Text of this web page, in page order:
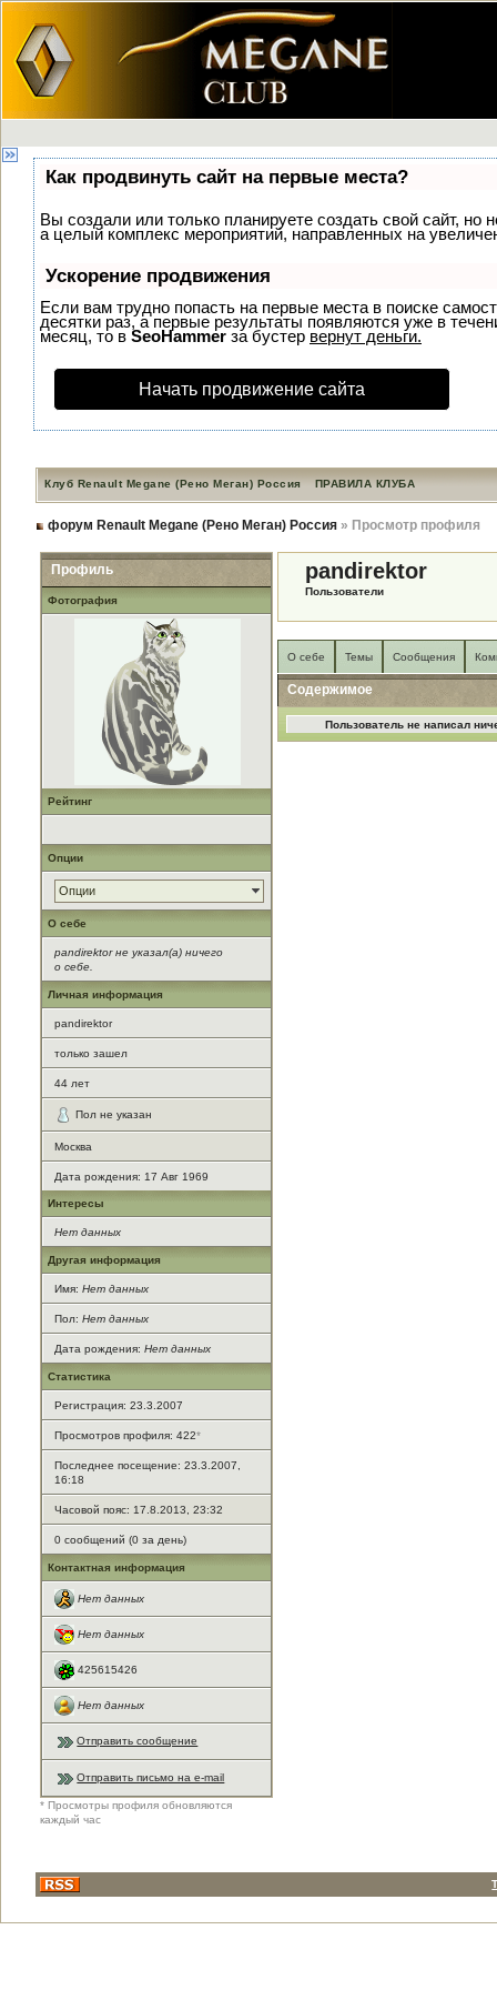
Как продвинуть сайт на первые места?
Вы создали или только планируете создать свой сайт, но
а целый комплекс мероприятий, направленных на
Ускорение продвижения
Если вам трудно попасть на первые места в поиске
десятки раз, а первые результаты появляются уже в
месяц, то в SeoHammer за бустер вернут деньги.
Начать продвижение сайта
Клуб Renault Megane (Рено Меган) Россия ПРАВИЛА КЛУБА
форум Renault Megane (Рено Меган) Россия » Просмотр профиля
Профиль
Фотография
Рейтинг
Опции
Опции
О себе
pandirektor не указал(а) ничего
о себе.
Личная информация
pandirektor
только зашел
44 лет
Пол не указан
Москва
Дата рождения: 17 Авг 1969
Интересы
Нет данных
Другая информация
Имя:Нет данных
Пол:Нет данных
Дата рождения:Нет данных
Статистика
Регистрация: 23.3.2007
Просмотров профиля: 422*
Последнее посещение: 23.3.2007,
16:18
Часовой пояс: 17.8.2013, 23:32
0 сообщений (0 за день)
Контактная информация
Нет данных
Нет данных
425615426
Нет данных
Отправить сообщение
Отправить письмо на e-mail
* Просмотры профиля обновляются
каждый час
pandirektor
Пользователи
О себе Темы Сообщения
Содержимое
Пользователь не написал